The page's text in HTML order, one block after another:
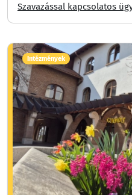
Szavazással kapcsolatos
Intézmények